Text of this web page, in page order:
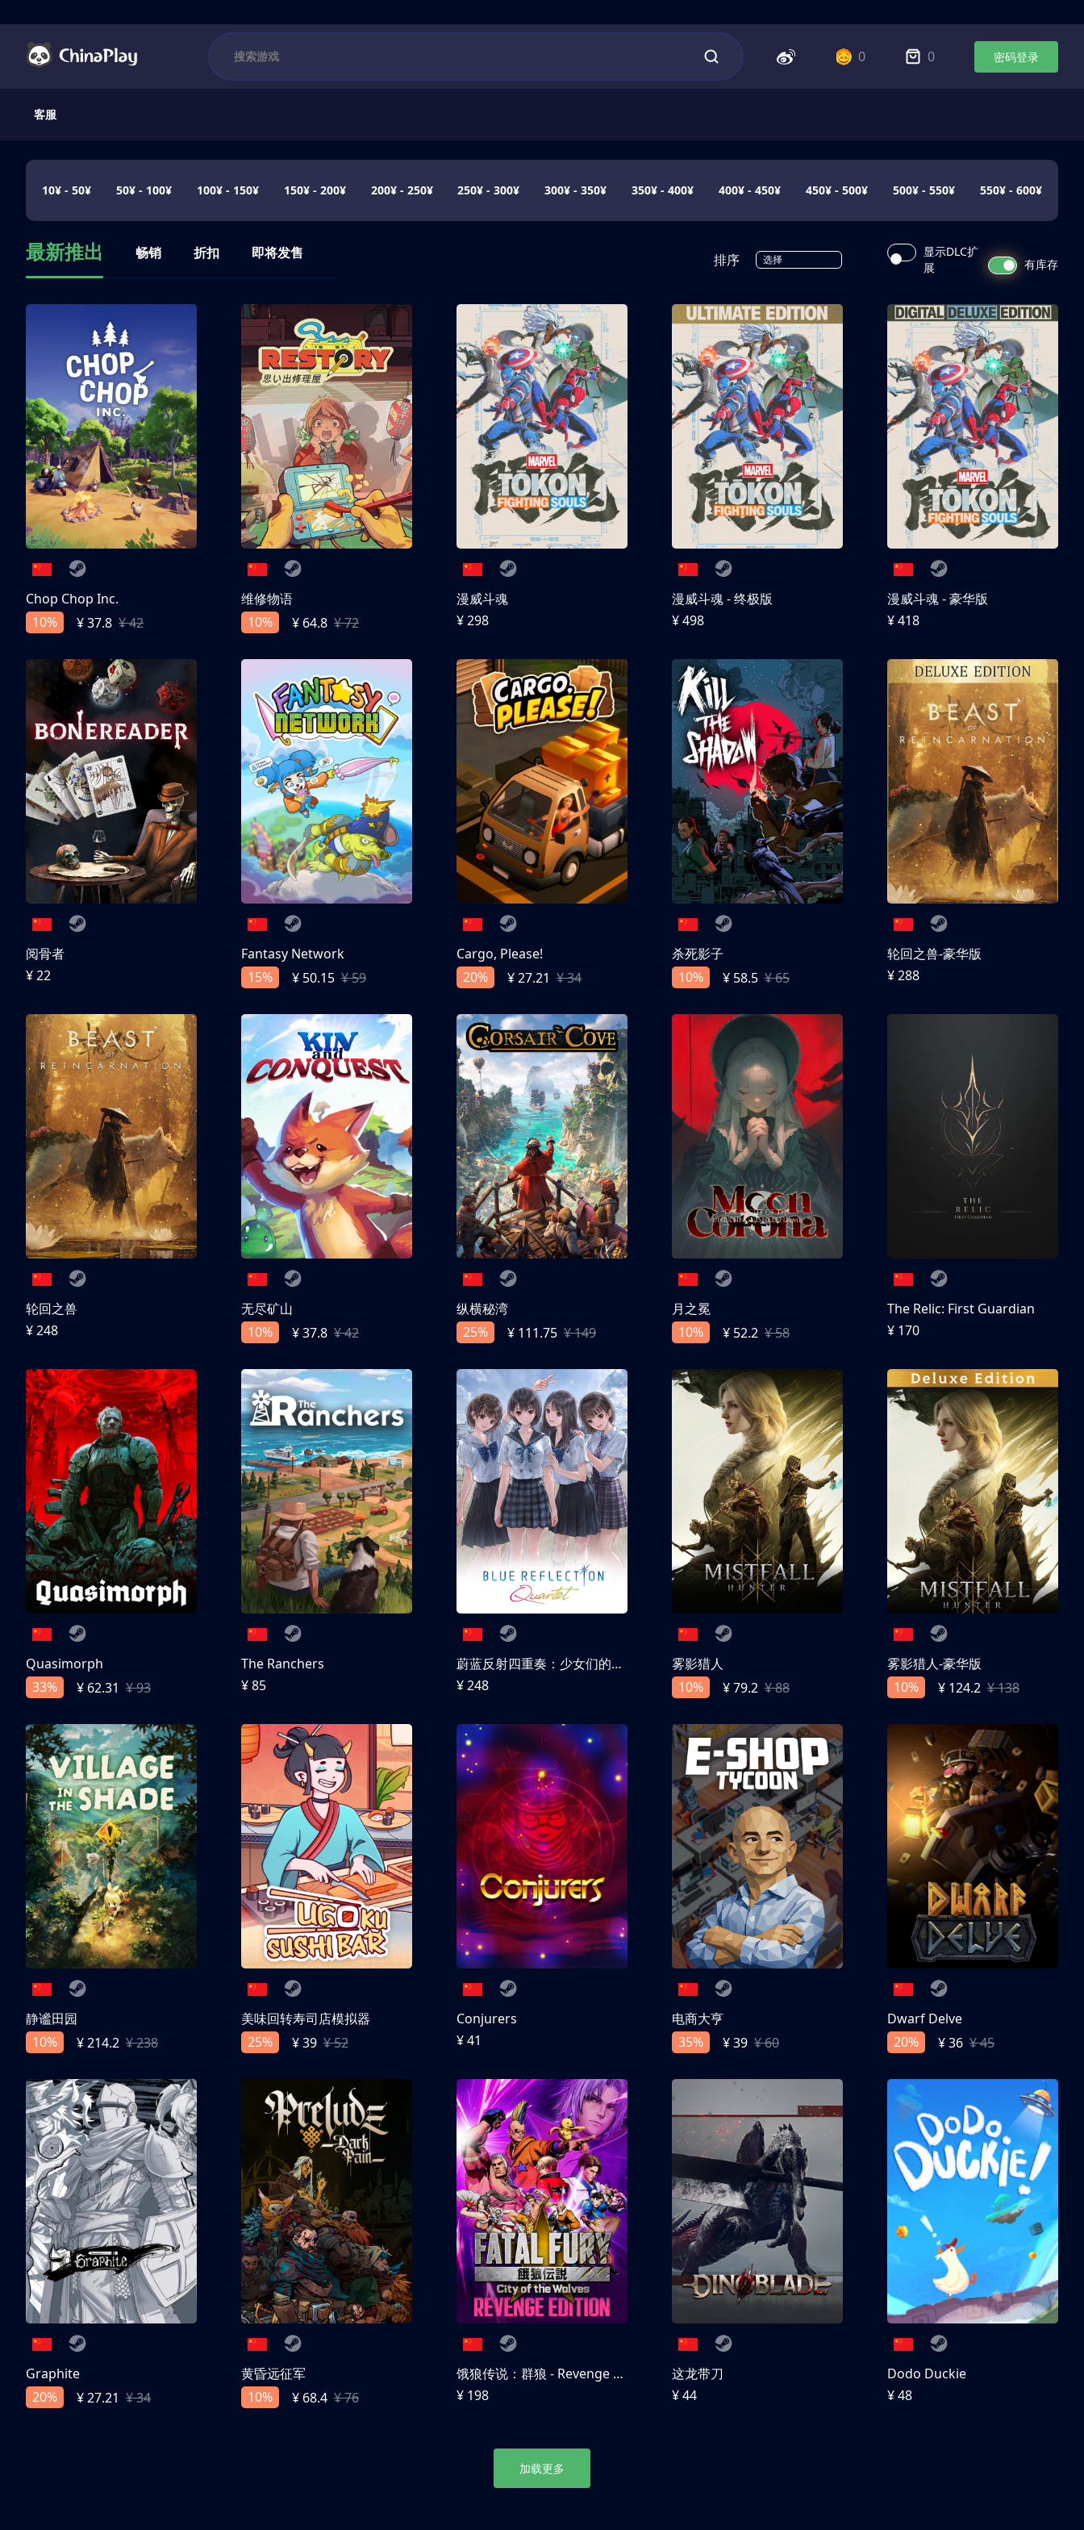
0 0 密码登录
客服
10¥ - 50¥ 50¥ - 100¥ 100¥ - 150¥ 150¥ - 200¥ 200¥ - 250¥ 250¥ - 300¥ 300¥ - 350¥ 350¥ - 400¥ 400¥ - 450¥ 450¥ - 500¥ 500¥ - 550¥ 550¥ - 600¥
最新推出 畅销 折扣 即将发售 排序 选择
显示DLC扩
展
有库存
Chop Chop Inc.
10%
¥ 37.8 ¥ 42
维修物语
10%
¥ 64.8 ¥ 72
漫威斗魂
¥ 298
漫威斗魂 - 终极版
¥ 498
漫威斗魂 - 豪华版
¥ 418
阅骨者
¥ 22
Fantasy Network
15%
¥ 50.15 ¥ 59
Cargo, Please!
20%
¥ 27.21 ¥ 34
杀死影子
10%
¥ 58.5 ¥ 65
轮回之兽-豪华版
¥ 288
轮回之兽
¥ 248
无尽矿山
10%
¥ 37.8 ¥ 42
纵横秘湾
25%
¥ 111.75 ¥ 149
月之冕
10%
¥ 52.2 ¥ 58
The Relic: First Guardian
¥ 170
Quasimorph
33%
¥ 62.31 ¥ 93
The Ranchers
¥ 85
蔚蓝反射四重奏：少女们的奇迹
¥ 248
雾影猎人
10%
¥ 79.2 ¥ 88
雾影猎人-豪华版
10%
¥ 124.2 ¥ 138
静谧田园
10%
¥ 214.2 ¥ 238
美味回转寿司店模拟器
25%
¥ 39 ¥ 52
Conjurers
¥ 41
电商大亨
35%
¥ 39 ¥ 60
Dwarf Delve
20%
¥ 36 ¥ 45
Graphite
20%
¥ 27.21 ¥ 34
黄昏远征军
10%
¥ 68.4 ¥ 76
饿狼传说：群狼 - Revenge Edition
¥ 198
这龙带刀
¥ 44
Dodo Duckie
¥ 48
加载更多